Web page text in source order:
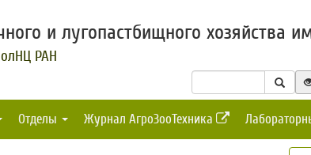
и лугопастбищного хозяйства
РАН
Отделы Журнал АгроЗооТехника